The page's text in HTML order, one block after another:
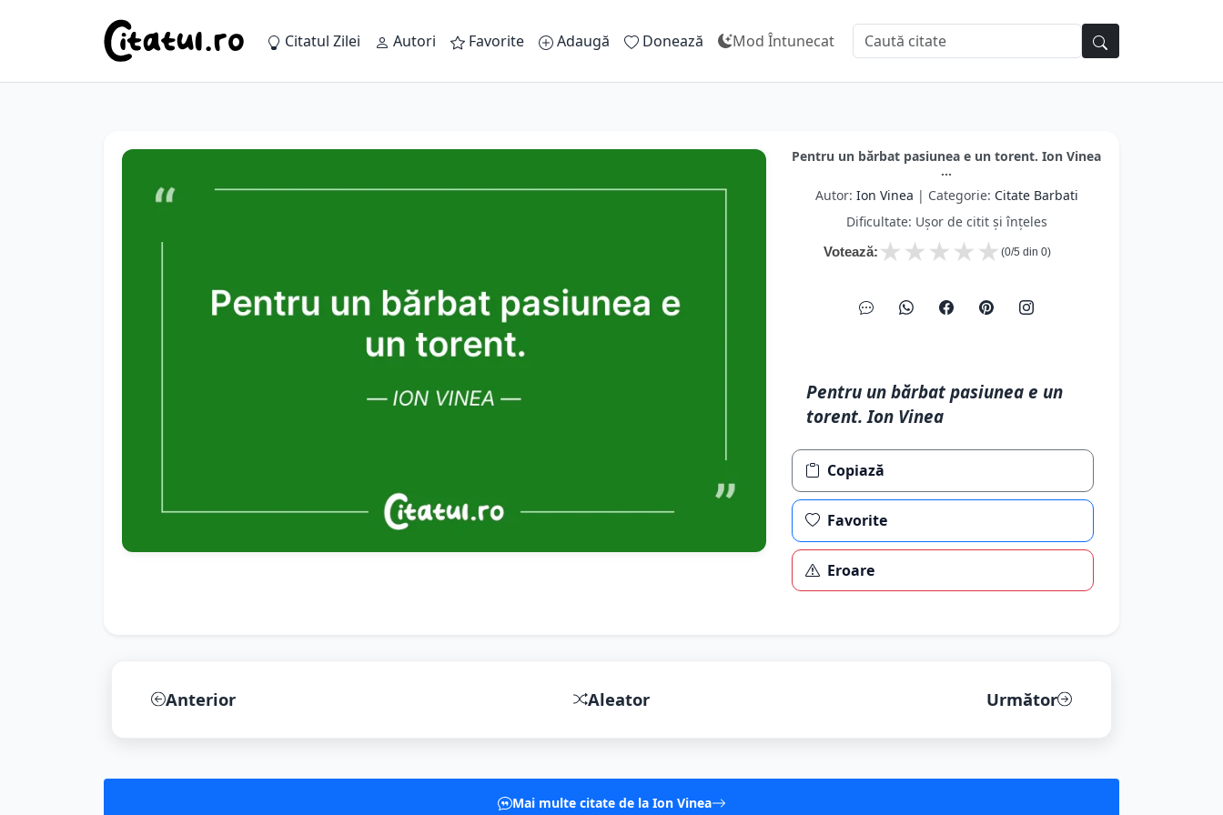
Citatul Zilei Autori Favorite Adaugă Donează Mod Întunecat
Pentru un bărbat pasiunea e un torent. Ion Vinea
...
Autor: Ion Vinea | Categorie: Citate Barbati
Dificultate: Ușor de citit și înțeles
Votează: ★
★
★
★
★ (0/5 din 0)
Pentru un bărbat pasiunea e un
torent. Ion Vinea
Copiază
Favorite
Eroare
Anterior Aleator Următor
Mai multe citate de la Ion Vinea